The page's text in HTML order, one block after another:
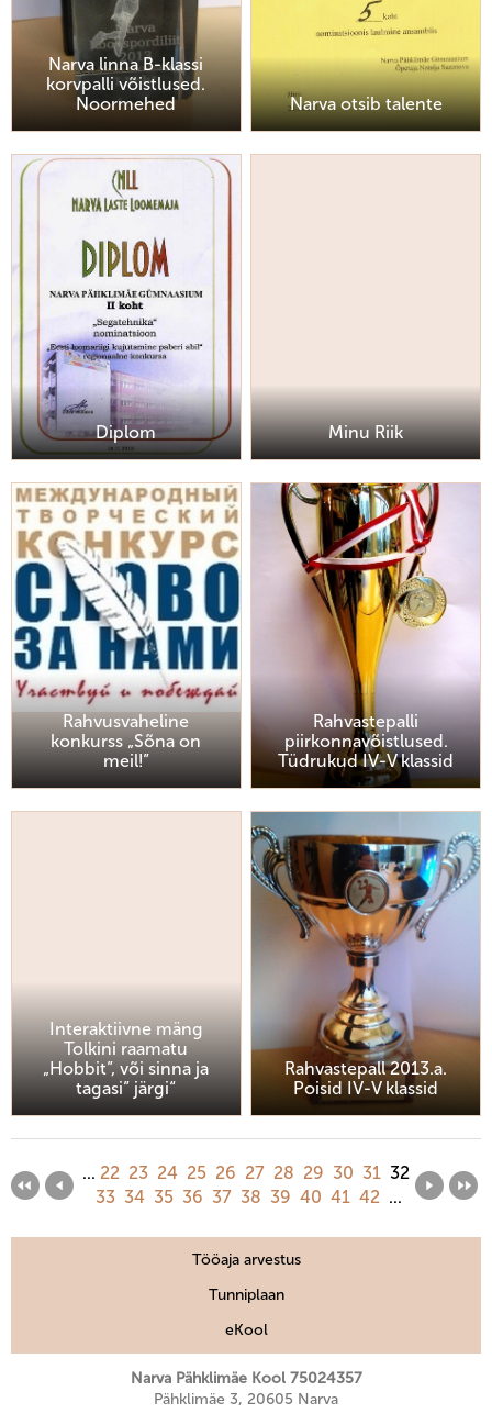
Narva linna B-klassi
korvpalli võistlused.
Noormehed
Narva otsib talente
Diplom Minu Riik
Rahvusvaheline
konkurss „Sõna on
meil!”
Rahvastepalli
piirkonnavõistlused.
Tüdrukud IV-V klassid
Interaktiivne mäng
Tolkini raamatu
„Hobbit”, või sinna ja
tagasi” järgi“
Rahvastepall 2013.a.
Poisid IV-V klassid
... 22 23 24 25 26 27 28 29 30 31 32
33 34 35 36 37 38 39 40 41 42...
Tööaja arvestus
Tunniplaan
eKool
Narva Pähklimäe Kool 75024357
Pähklimäe 3, 20605 Narva